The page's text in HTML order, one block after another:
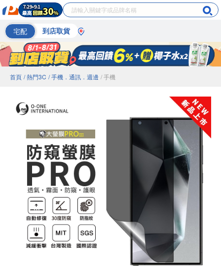
宅配 到店取貨
首頁 / 熱門3C / 手機．通訊．週邊 / 手機